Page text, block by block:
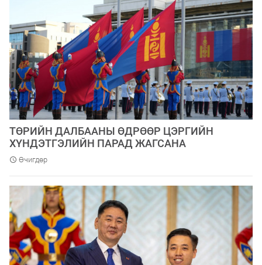
​ТӨРИЙН ДАЛБААНЫ ӨДРӨӨР ЦЭРГИЙН
ХҮНДЭТГЭЛИЙН ПАРАД ЖАГСАНА
Өчигдөр